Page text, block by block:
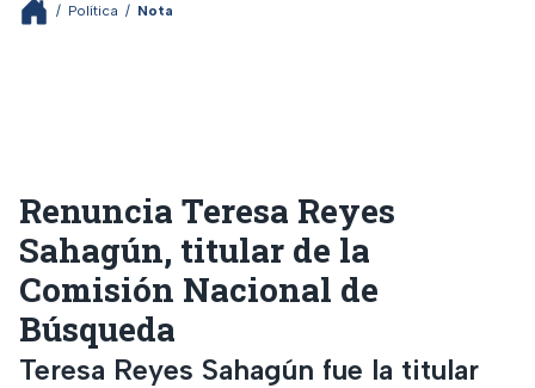
/ Política / Nota
Renuncia Teresa Reyes
Sahagún, titular de la
Comisión Nacional de
Búsqueda
Teresa Reyes Sahagún fue la titular